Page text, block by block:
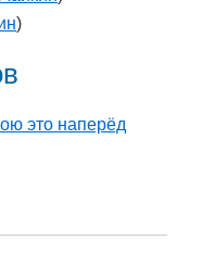
)
это наперёд